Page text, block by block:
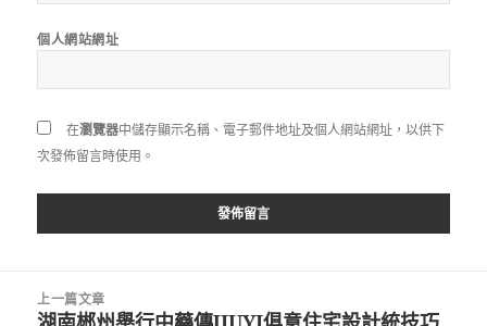
個人網站網址
在瀏覽器中儲存顯示名稱、電子郵件地址及個人網站網址，以供下
次發佈留言時使用。
上一篇文章